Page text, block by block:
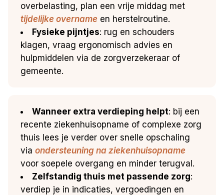
overbelasting, plan een vrije middag met
tijdelijke overname en herstelroutine.
Fysieke pijntjes: rug en schouders
klagen, vraag ergonomisch advies en
hulpmiddelen via de zorgverzekeraar of
gemeente.
Wanneer extra verdieping helpt: bij een
recente ziekenhuisopname of complexe zorg
thuis lees je verder over snelle opschaling
viaondersteuning na ziekenhuisopname
voor soepele overgang en minder terugval.
Zelfstandig thuis met passende zorg:
verdiep je in indicaties, vergoedingen en